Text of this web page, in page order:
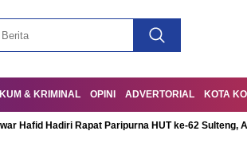
& KRIMINAL OPINI ADVERTORIAL KOTA
Hafid Hadiri Rapat Paripurna HUT ke-62 Sulteng,